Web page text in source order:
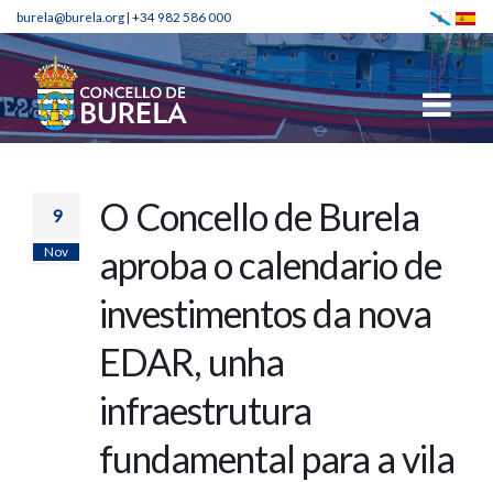
burela@burela.org| +34 982 586 000
9
Nov
O Concello de Burela
aproba o calendario de
investimentos da nova
EDAR, unha
infraestrutura
fundamental para a vila